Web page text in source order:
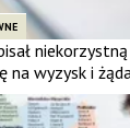
na wyzysk i